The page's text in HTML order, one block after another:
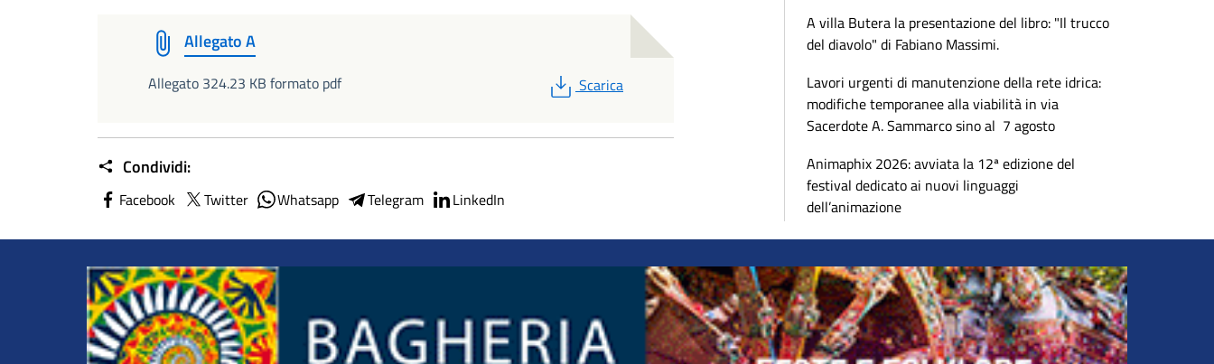
Allegato A
Allegato 324.23 KB formato pdf PDF
Scarica
Condividi:
Facebook Twitter Whatsapp Telegram LinkedIn
A villa Butera la presentazione del libro: "Il trucco
del diavolo" di Fabiano Massimi.
Lavori urgenti di manutenzione della rete idrica:
modifiche temporanee alla viabilità in via
Sacerdote A. Sammarco sino al 7 agosto
Animaphix 2026: avviata la 12ª edizione del
festival dedicato ai nuovi linguaggi
dell’animazione